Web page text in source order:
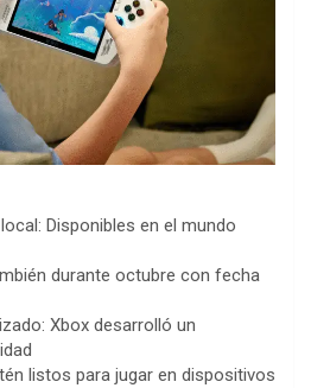
Disponibles en el mundo
durante octubre con fecha
Xbox desarrolló un
listos para jugar en dispositivos